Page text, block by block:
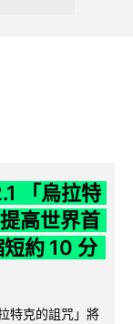
「烏拉特
高世界首
約 10 分
特克的詛咒」將